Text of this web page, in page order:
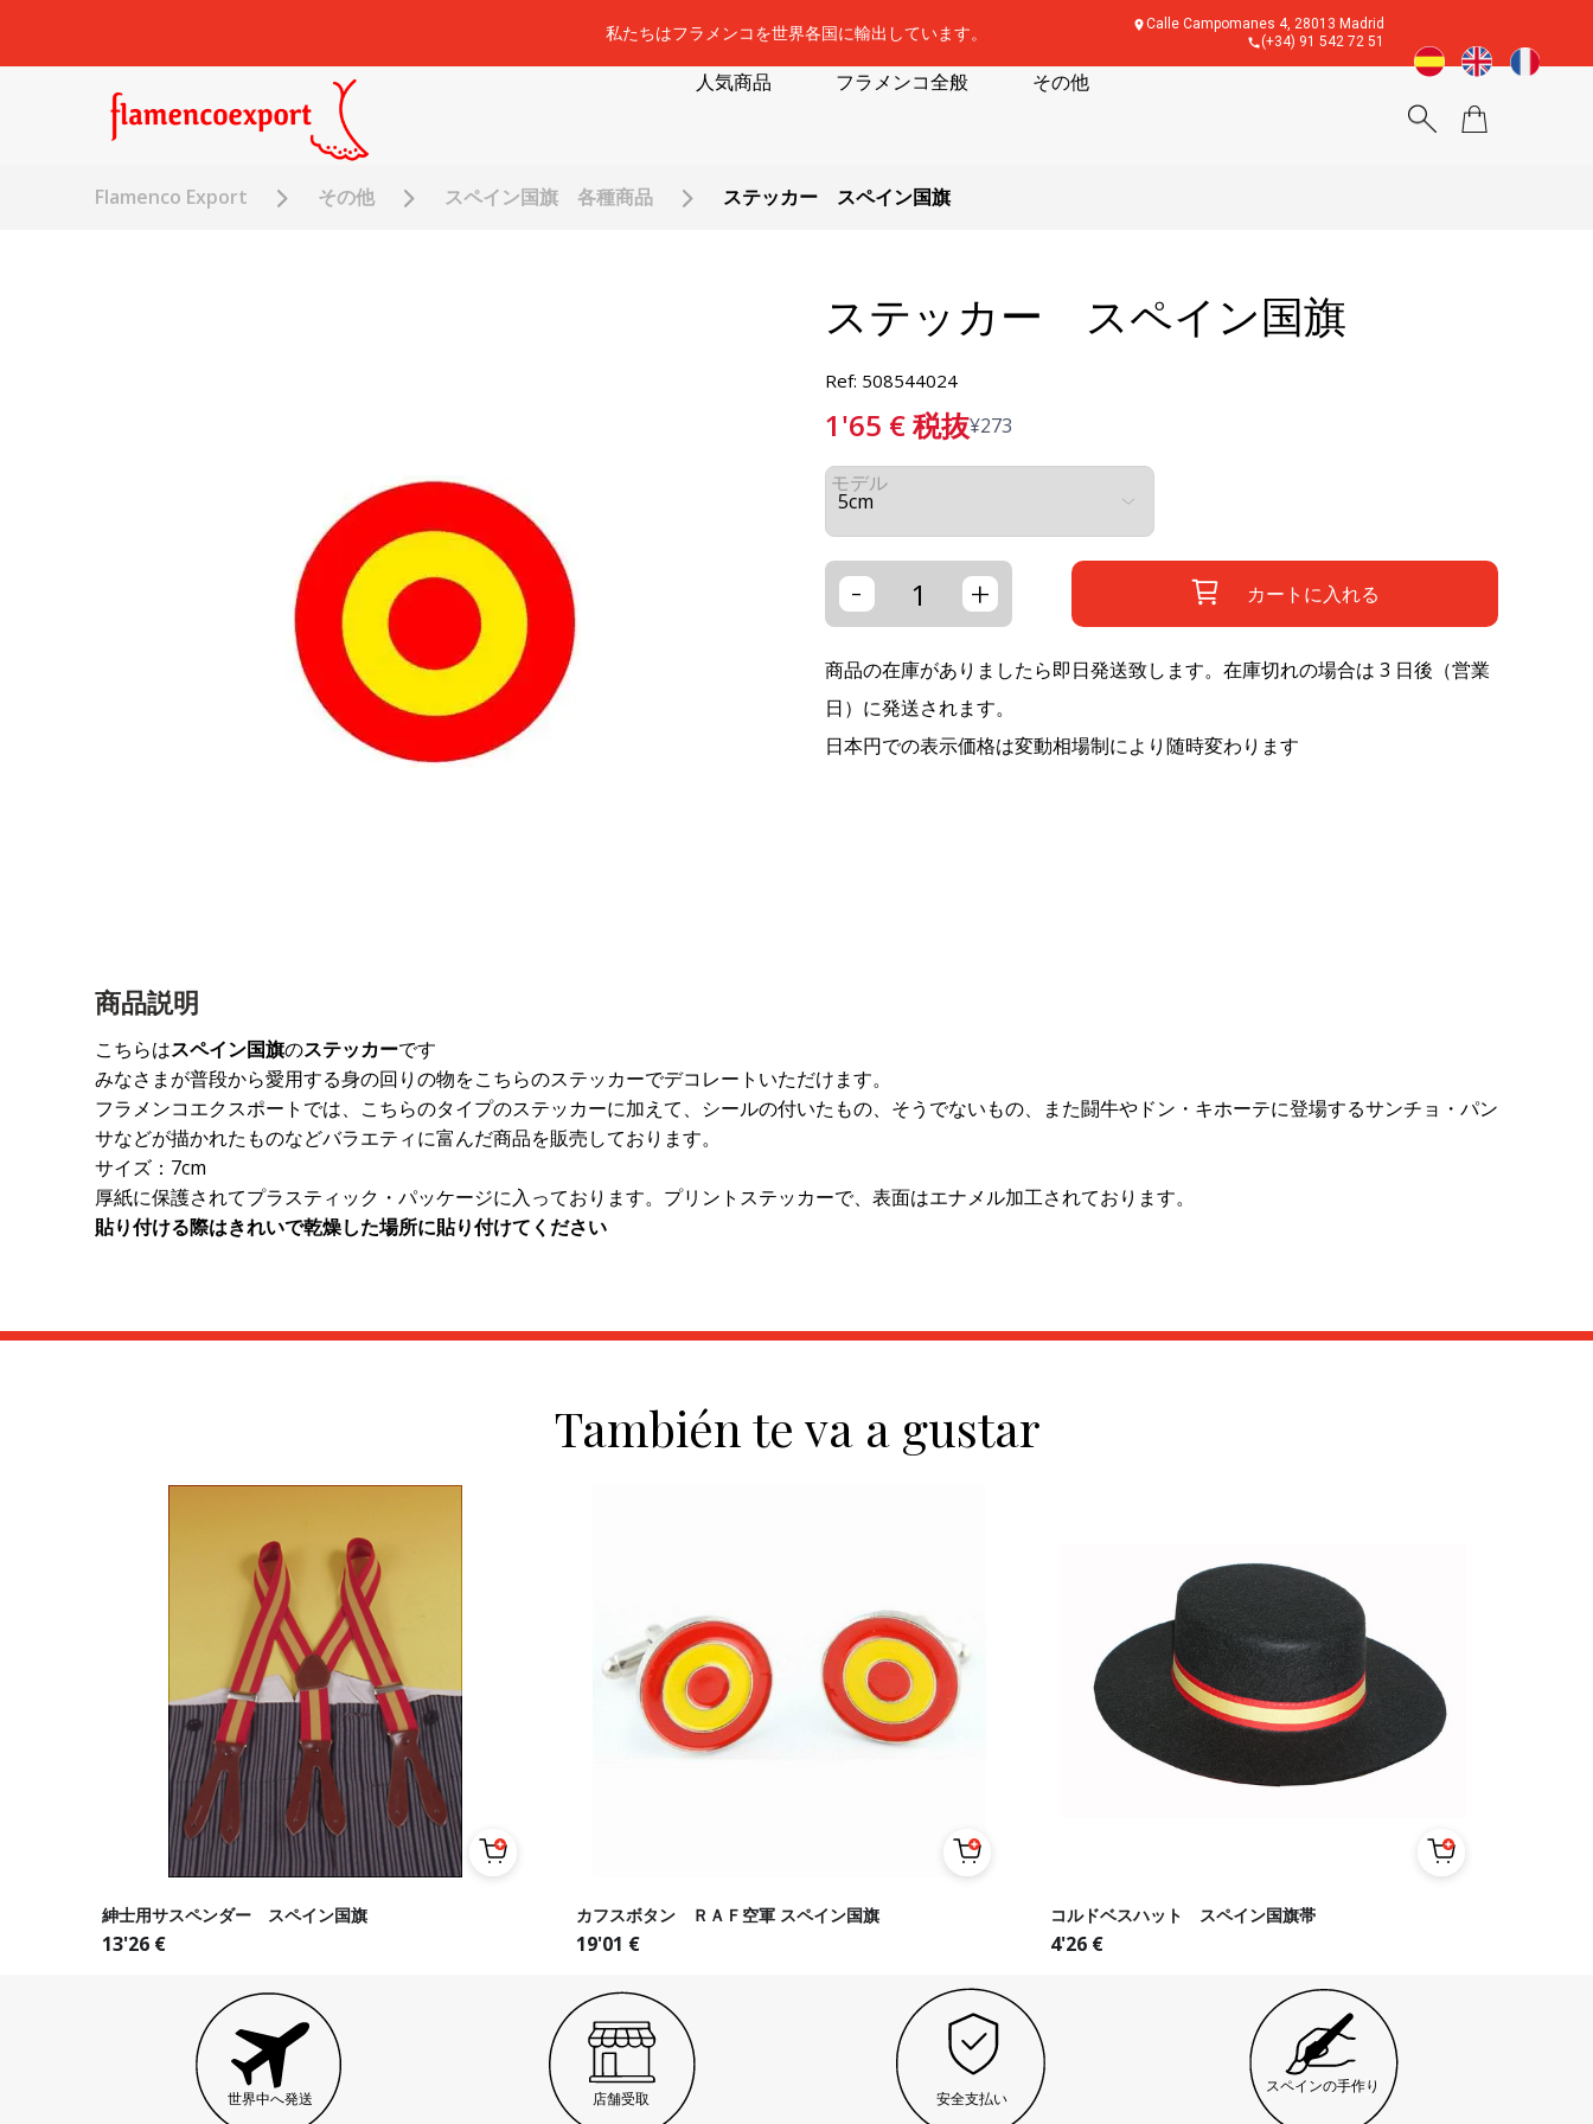
私たちはフラメンコを世界各国に輸出しています。
Calle Campomanes 4, 28013 Madrid
(+34) 91 542 72 51
人気商品 フラメンコ全般 その他
Flamenco Export その他 スペイン国旗 各種商品 ステッカー スペイン国旗
ステッカー スペイン国旗
Ref: 508544024
1'65 €税抜¥273
モデル
- + カートに入れる
商品の在庫がありましたら即日発送致します。在庫切れの場合は 3 日後（営業
日）に発送されます。
日本円での表示価格は変動相場制により随時変わります
商品説明
こちらはスペイン国旗のステッカーです
みなさまが普段から愛用する身の回りの物をこちらのステッカーでデコレートいただけます。
フラメンコエクスポートでは、こちらのタイプのステッカーに加えて、シールの付いたもの、そうでないもの、また闘牛やドン・キホーテに登場するサンチョ・パン
サなどが描かれたものなどバラエティに富んだ商品を販売しております。
サイズ：7cm
厚紙に保護されてプラスティック・パッケージに入っております。プリントステッカーで、表面はエナメル加工されております。
貼り付ける際はきれいで乾燥した場所に貼り付けてください
También te va a gustar
紳士用サスペンダー スペイン国旗
13'26 €
カフスボタン ＲＡＦ空軍 スペイン国旗
19'01 €
コルドベスハット スペイン国旗帯
4'26 €
世界中へ発送 店舗受取 安全支払い
スペインの手作り